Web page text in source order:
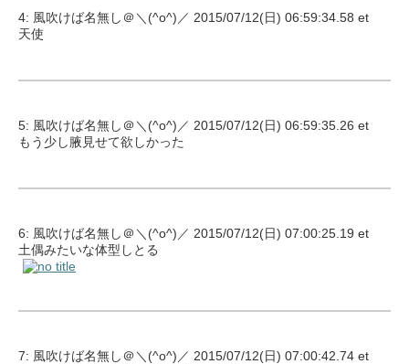
4: 風吹けば名無し＠＼(^o^)／ 2015/07/12(日) 06:59:34.58 et
天使
5: 風吹けば名無し＠＼(^o^)／ 2015/07/12(日) 06:59:35.26 et
もう少し腋見せて欲しかった
6: 風吹けば名無し＠＼(^o^)／ 2015/07/12(日) 07:00:25.19 et
土偶みたいな体型しとる
7: 風吹けば名無し＠＼(^o^)／ 2015/07/12(日) 07:00:42.74 et